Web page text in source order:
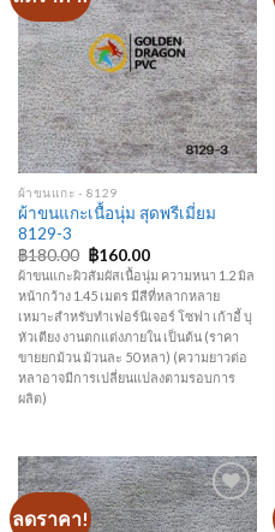
Add to
Wishlist
ผ้าขนแกะ - 8129
ผ้าขนแกะเนื้อนุ่ม สุดพรีเมี่ยม
8129-3
฿180.00 Original
price
was:
฿180.00.
฿160.00Current
price
is:
฿160.00.
ผ้าขนแกะผิวสัมผัสเนื้อนุ่ม ความหนา 1.2 มิล
หน้ากว้าง 1.45 เมตร มีสีที่หลากหลาย
เหมาะสำหรับทำเฟอร์นิเจอร์ โซฟา เก้าอี้ บุ
หัวเตียง งานตกแต่งภายใน เป็นต้น (ราคา
ขายยกม้วน ม้วนละ 50 หลา) (ความยาวต่อ
หลาอาจมีการเปลี่ยนแปลงตามรอบการ
ผลิต)
ลดราคา!